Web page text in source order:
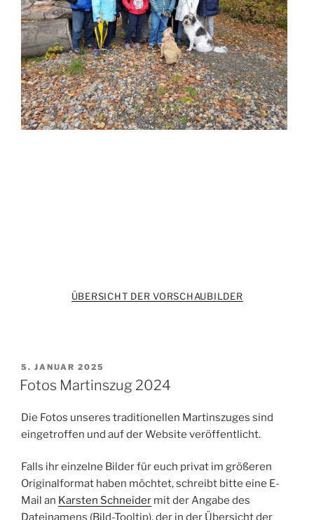
ÜBERSICHT DER VORSCHAUBILDER
VERÖFFENTLICHT
AM
5. JANUAR 2025
Fotos Martinszug 2024
Die Fotos unseres traditionellen Martinszuges sind
eingetroffen und auf der Website veröffentlicht.
Falls ihr einzelne Bilder für euch privat im größeren
Originalformat haben möchtet, schreibt bitte eine E-
Mail an Karsten Schneider mit der Angabe des